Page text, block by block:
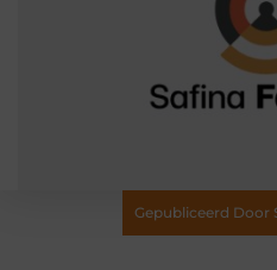
Gepubliceerd Door